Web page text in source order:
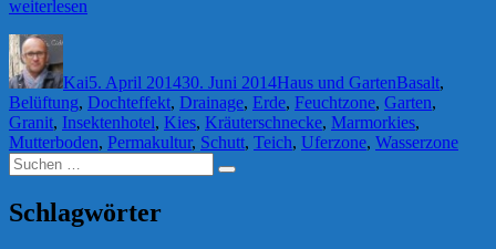
weiterlesen
Autor
Kai5. April 201430. Juni 2014Haus und GartenBasalt,
Belüftung, Dochteffekt, Drainage, Erde, Feuchtzone, Garten,
Granit, Insektenhotel, Kies, Kräuterschnecke, Marmorkies,
Mutterboden, Permakultur, Schutt, Teich, Uferzone, Wasserzone
Suchen
nach:
Suchen
Schlagwörter